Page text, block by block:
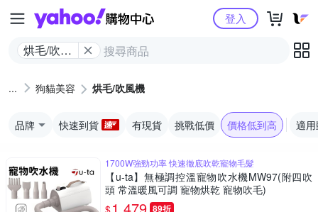
Yahoo購物中心
烘毛/吹風
登入
狗貓美容 烘毛/吹風機
品牌 快速到貨 有現貨 挑戰低價 價格低到高 適
1700W強勁功率 快速徹底吹乾寵物毛髮
【u-ta】無極調控溫寵物吹水機MW97(附四吹
頭 常溫暖風可調 寵物烘乾 寵物吹毛)
89折